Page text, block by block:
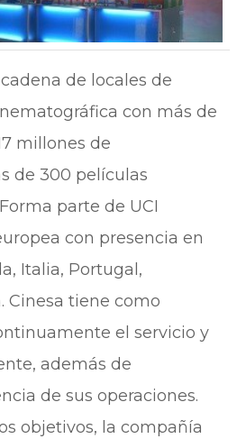
de locales de
con más de
millones de
de 300 películas
parte de UCI
con presencia en
Italia, Portugal,
Cinesa tiene como
el servicio y
además de
de sus operaciones.
objetivos, la compañía